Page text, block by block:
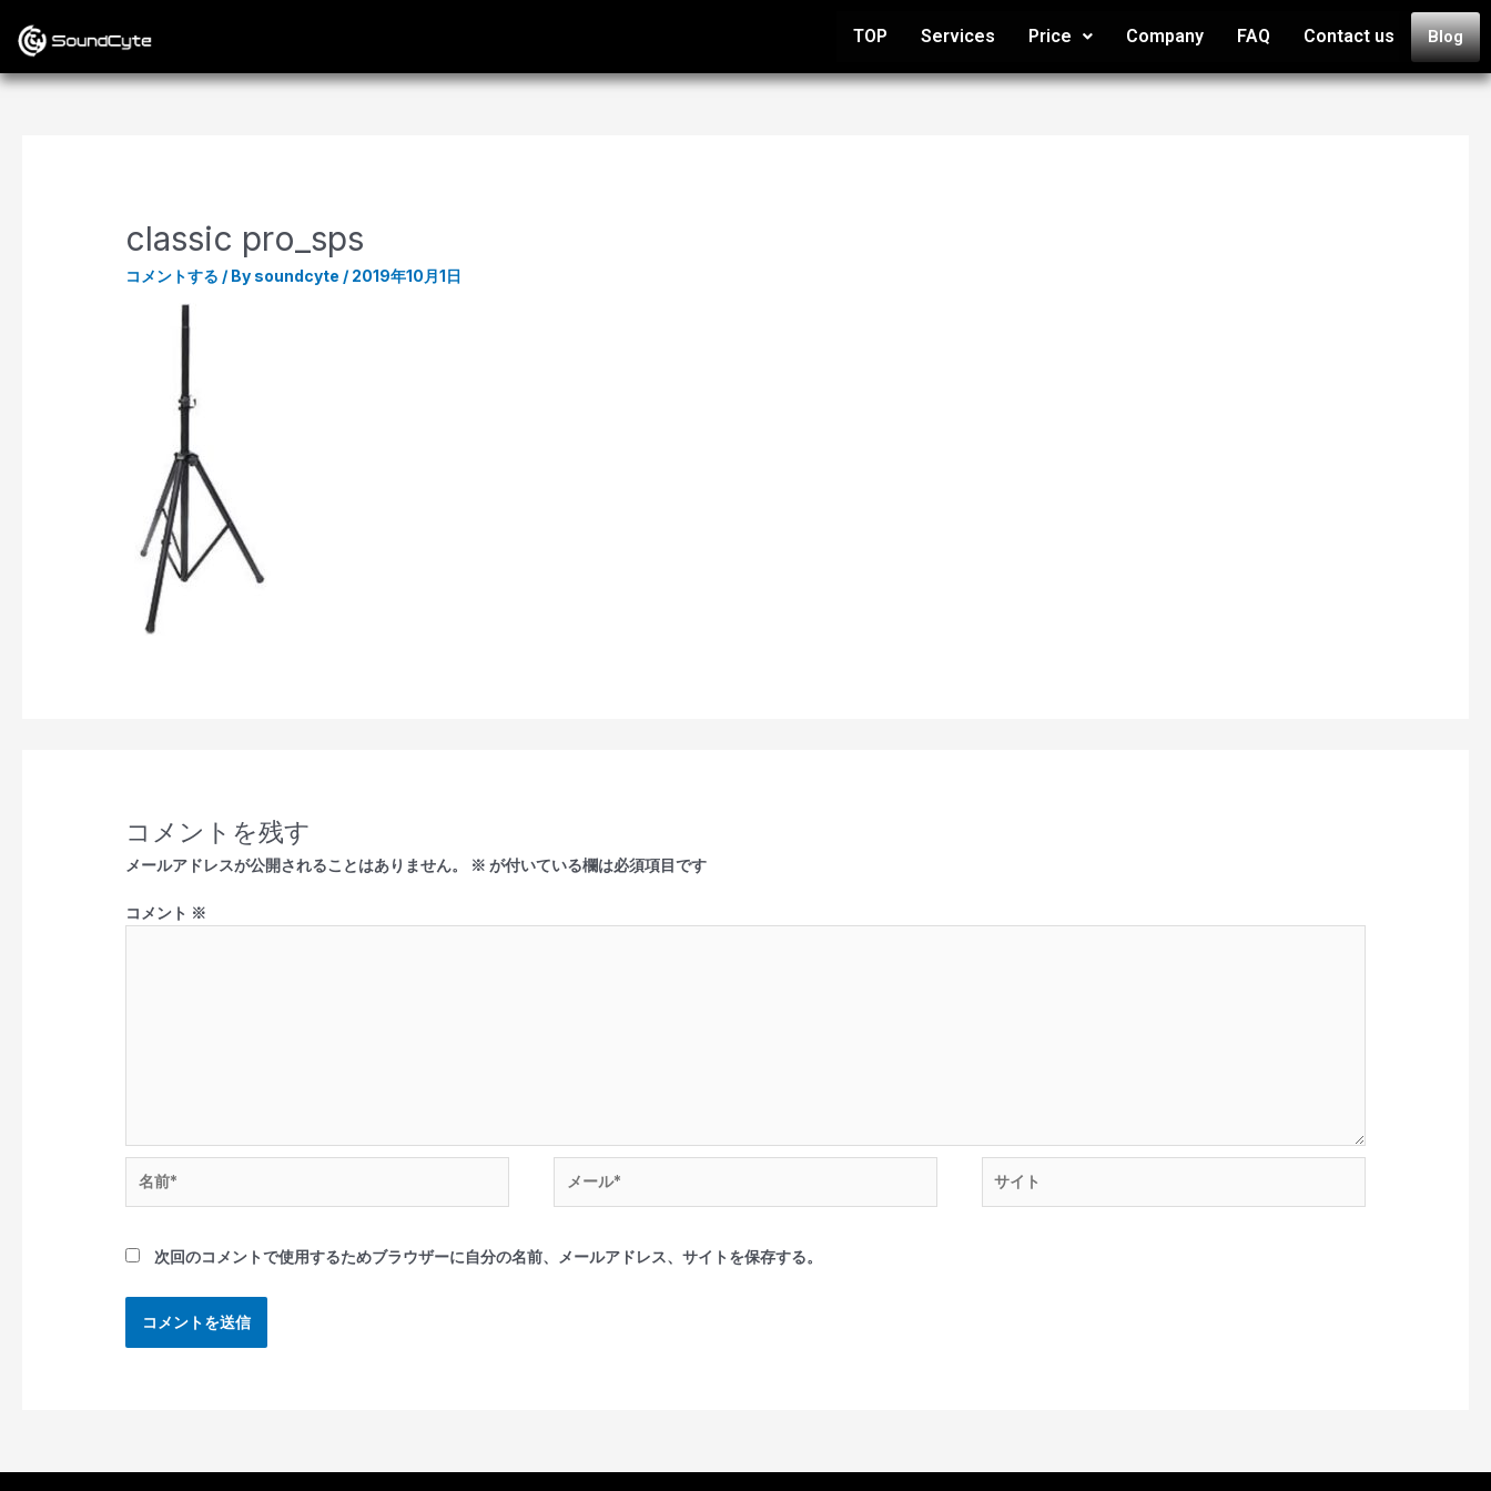
TOP Services Price Company FAQ Contact us Blog
classic pro_sps
コメントする / By soundcyte / 2019年10月1日
コメントを残す
メールアドレスが公開されることはありません。 ※ が付いている欄は必須項目です
コメント ※
次回のコメントで使用するためブラウザーに自分の名前、メールアドレス、サイトを保存する。